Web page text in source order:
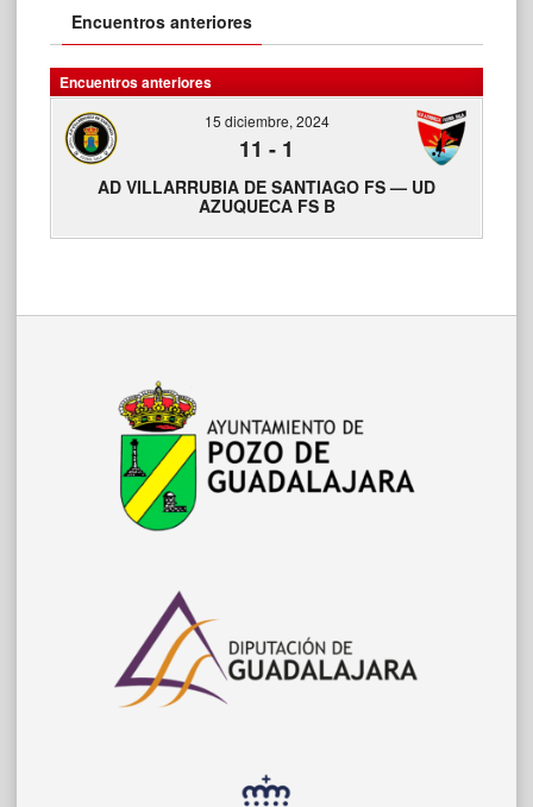
Encuentros anteriores
Encuentros anteriores
15 diciembre, 2024
11 - 1
AD VILLARRUBIA DE SANTIAGO FS — UD
AZUQUECA FS B